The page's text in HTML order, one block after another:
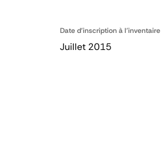
Date d'inscription à l'inventaire
Juillet 2015